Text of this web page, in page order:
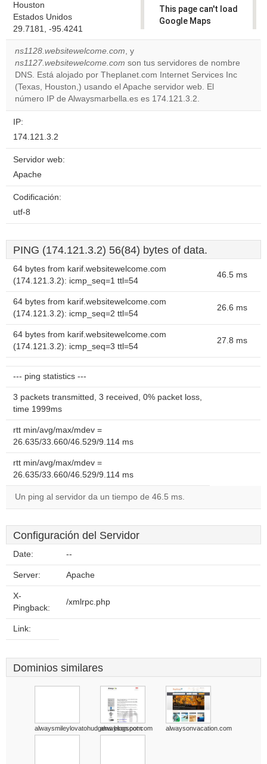
Houston
Estados Unidos
29.7181, -95.4241
This page can't load
Google Maps
Do you
website?
OK
ns1128.websitewelcome.com, y
ns1127.websitewelcome.com son tus servidores de nombre
DNS. Está alojado por Theplanet.com Internet Services Inc
(Texas, Houston,) usando el Apache servidor web. El
número IP de Alwaysmarbella.es es 174.121.3.2.
IP:
174.121.3.2
Servidor web:
Apache
Codificación:
utf-8
PING (174.121.3.2) 56(84) bytes of data.
64 bytes from karif.websitewelcome.com
(174.121.3.2): icmp_seq=1 ttl=54
46.5 ms
64 bytes from karif.websitewelcome.com
(174.121.3.2): icmp_seq=2 ttl=54
26.6 ms
64 bytes from karif.websitewelcome.com
(174.121.3.2): icmp_seq=3 ttl=54
27.8 ms
--- ping statistics ---
3 packets transmitted, 3 received, 0% packet loss,
time 1999ms
rtt min/avg/max/mdev =
26.635/33.660/46.529/9.114 ms
rtt min/avg/max/mdev =
26.635/33.660/46.529/9.114 ms
Un ping al servidor da un tiempo de 46.5 ms.
Configuración del Servidor
Date: --
Server: Apache
X-
Pingback:
/xmlrpc.php
Link:
Dominios similares
alwaysmileylovatohudgens.blogspot.com
alwayson.com alwaysonvacation.com